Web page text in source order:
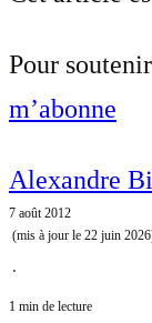
Pour
m’abonne
Alexandre
7 août 2012
(mis à jour le 22 juin 2026
⋅
1 min de lecture